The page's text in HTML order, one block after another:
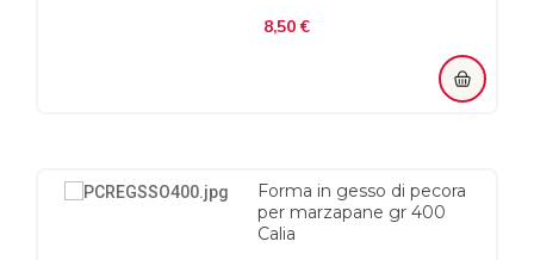
8,50 €
Forma in gesso di pecora
per marzapane gr 400
Calia